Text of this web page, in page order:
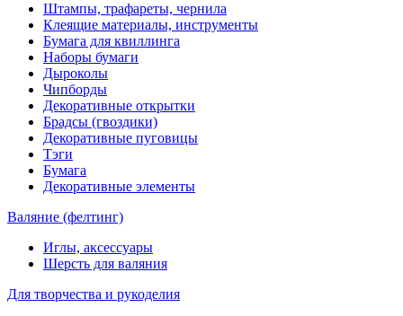
Штампы, трафареты, чернила
Клеящие материалы, инструменты
Бумага для квиллинга
Наборы бумаги
Дыроколы
Чипборды
Декоративные открытки
Брадсы (гвоздики)
Декоративные пуговицы
Тэги
Бумага
Декоративные элементы
Валяние (фелтинг)
Иглы, аксессуары
Шерсть для валяния
Для творчества и рукоделия